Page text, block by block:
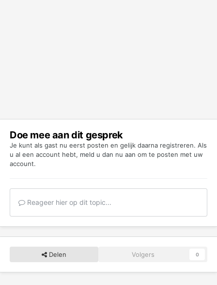
Doe mee aan dit gesprek
Je kunt als gast nu eerst posten en gelijk daarna registreren. Als
u al een account hebt, meld u dan nu aan om te posten met uw
account.
Reageer hier op dit topic...
Delen Volgers 0